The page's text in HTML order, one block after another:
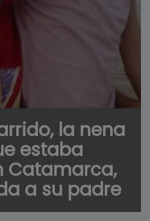
la nena
estaba
Catamarca,
a su padre